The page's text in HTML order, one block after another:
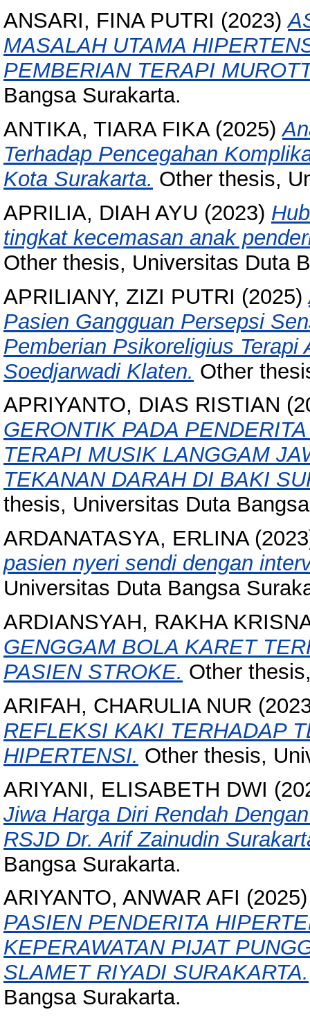
ANSARI, FINA PUTRI (2023)
MASALAH UTAMA
PEMBERIAN TERAPI
Bangsa Surakarta.
ANTIKA, TIARA FIKA(2025)
Terhadap Pencegahan
Kota Surakarta. Other thesis,
APRILIA, DIAH AYU (2023)
tingkat kecemasan anak
Other thesis, Universitas Duta
APRILIANY, ZIZI PUTRI (2025)
Pasien Gangguan Persepsi
Pemberian Psikoreligius Terapi
Soedjarwadi Klaten. Other
APRIYANTO, DIAS RISTIAN
GERONTIK PADA
TERAPI MUSIK LANGGAM
TEKANAN DARAH DI BAKI
thesis, Universitas Duta
ARDANATASYA, ERLINA
pasien nyeri sendi dengan
Universitas Duta Bangsa
ARDIANSYAH, RAKHA
GENGGAM BOLA KARET
PASIEN STROKE. Other
ARIFAH, CHARULIA NUR
REFLEKSI KAKI TERHADAP
HIPERTENSI. Other thesis,
ARIYANI, ELISABETH DWI
Jiwa Harga Diri Rendah
RSJD Dr. Arif Zainudin
Bangsa Surakarta.
ARIYANTO, ANWAR AFI
PASIEN PENDERITA
KEPERAWATAN PIJAT
SLAMET RIYADI SURAKARTA.
Bangsa Surakarta.